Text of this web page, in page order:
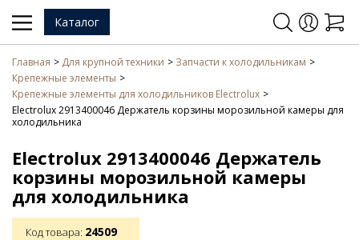
Каталог
Главная Для крупной техники
Запчасти к холодильникам
Крепежные элементы
Крепежные элементы для холодильников Electrolux
Electrolux 2913400046 Держатель корзины морозильной камеры для
холодильника
Electrolux 2913400046 Держатель
корзины морозильной камеры
для холодильника
Код товара: 24509